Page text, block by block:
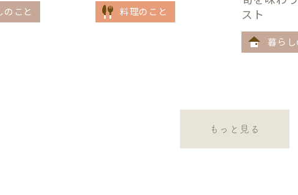
のこと 料理のこと
スト
暮ら
もっと見る